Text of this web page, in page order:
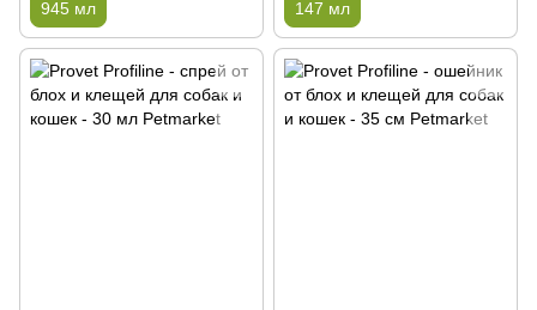
945 мл 147 мл